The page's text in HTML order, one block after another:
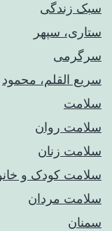
سبک زندگی
ستاری، سپهر
سرگرمی
سریع القلم، محمود
سلامت
سلامت روان
سلامت زنان
سلامت کودک‌ و
سلامت مردان
سمنان